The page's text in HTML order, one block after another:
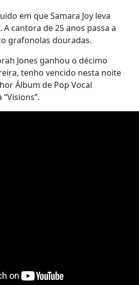
em que Samara Joy leva
A cantora de 25 anos passa a
grafonolas douradas.
Jones ganhou o décimo
tenho vencido nesta noite
Álbum de Pop Vocal